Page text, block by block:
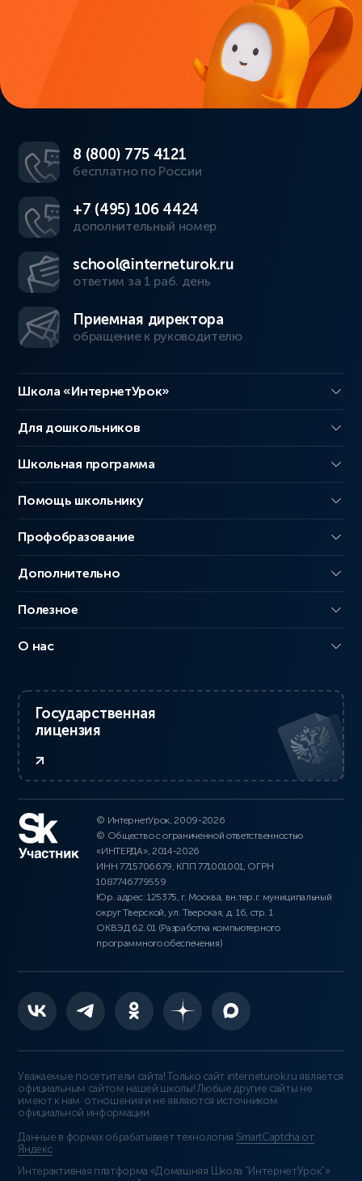
8 (800) 775 4121
бесплатно по России
+7 (495) 106 4424
дополнительный номер
school@interneturok.ru
ответим за 1 раб. день
Приемная директора
обращение к руководителю
Школа «ИнтернетУрок»
Для дошкольников
Школьная программа
Помощь школьнику
Профобразование
Дополнительно
Полезное
О нас
Государственная
лицензия
© ИнтернетУрок, 2009-2026
© Общество с ограниченной ответственностью
«ИНТЕРДА», 2014-2026
ИНН 7715706679, КПП 771001001, ОГРН
1087746779559
Юр. адрес: 125375, г. Москва, вн.тер.г. муниципальный
округ Тверской, ул. Тверская, д. 16, стр. 1
ОКВЭД 62.01 (Разработка компьютерного
программного обеспечения)
Уважаемые посетители сайта! Только сайт interneturok.ru является
официальным сайтом нашей школы! Любые другие сайты не
имеют к нам отношения и не являются источником
официальной информации.
Данные в формах обрабатывает технология SmartCaptcha от
Яндекс
Интерактивная платформа «Домашняя Школа “ИнтернетУрок”»